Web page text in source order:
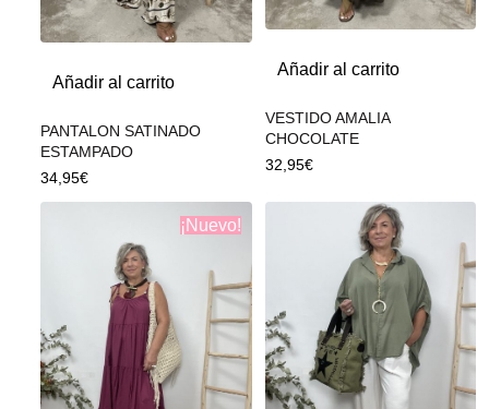
Añadir al carrito
PANTALON SATINADO
ESTAMPADO
34,95€
Añadir al carrito
VESTIDO AMALIA
CHOCOLATE
32,95€
¡Nuevo!